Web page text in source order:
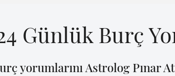
Günlük Burç
yorumlarını Astrolog Pınar